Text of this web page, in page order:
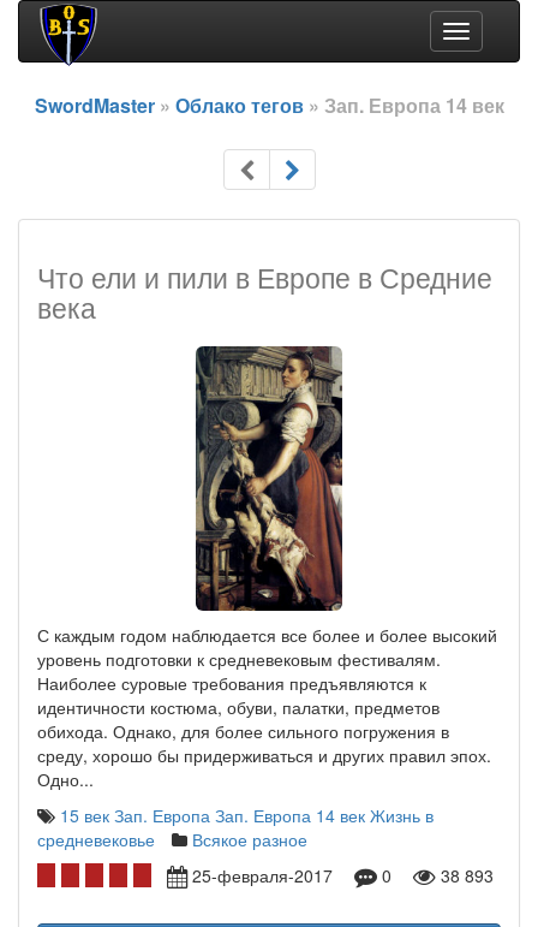
Toggle
navigation
SwordMaster» Облако тегов» Зап. Европа 14 век
Что ели и пили в Европе в Средние
века
С каждым годом наблюдается все более и более высокий
уровень подготовки к средневековым фестивалям.
Наиболее суровые требования предъявляются к
идентичности костюма, обуви, палатки, предметов
обихода. Однако, для более сильного погружения в
среду, хорошо бы придерживаться и других правил эпох.
Одно...
15 век Зап. Европа Зап. Европа 14 век Жизнь в
средневековье
Всякое разное
25-февраля-2017
0 38 893